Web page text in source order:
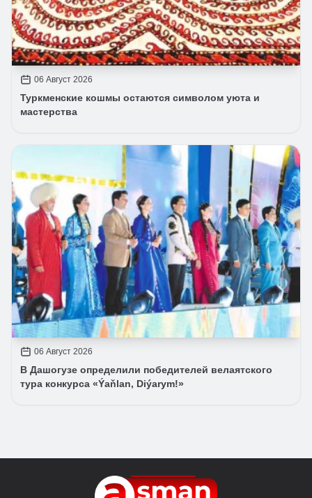
06 Август 2026
Туркменские кошмы остаются символом уюта и
мастерства
06 Август 2026
В Дашогузе определили победителей велаятского
тура конкурса «Ýaňlan, Diýarym!»